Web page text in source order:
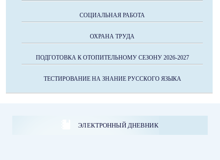
СОЦИАЛЬНАЯ РАБОТА
ОХРАНА ТРУДА
ПОДГОТОВКА К ОТОПИТЕЛЬНОМУ СЕЗОНУ 2026-2027
ТЕСТИРОВАНИЕ НА ЗНАНИЕ РУССКОГО ЯЗЫКА
ЭЛЕКТРОННЫЙ ДНЕВНИК